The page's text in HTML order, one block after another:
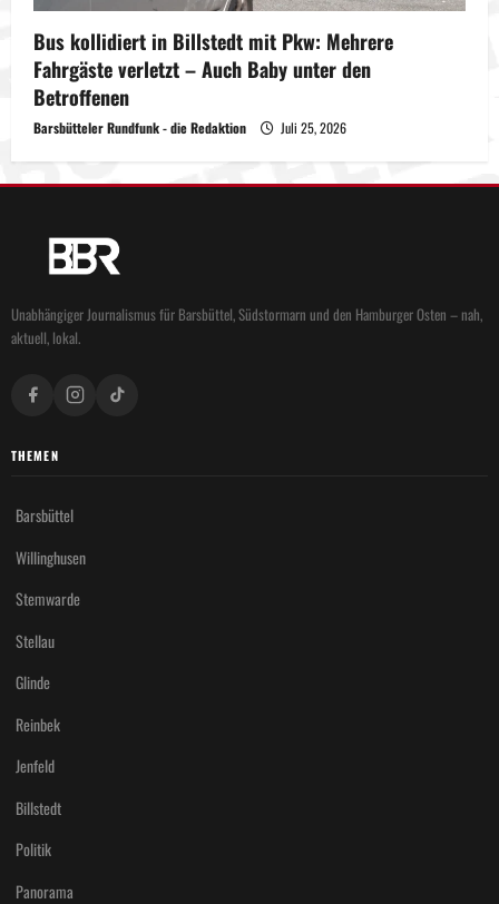
Bus kollidiert in Billstedt mit Pkw: Mehrere
Fahrgäste verletzt – Auch Baby unter den
Betroffenen
Barsbütteler Rundfunk - die Redaktion Juli 25, 2026
Unabhängiger Journalismus für Barsbüttel, Südstormarn und den Hamburger Osten – nah,
aktuell, lokal.
THEMEN
Barsbüttel
Willinghusen
Stemwarde
Stellau
Glinde
Reinbek
Jenfeld
Billstedt
Politik
Panorama